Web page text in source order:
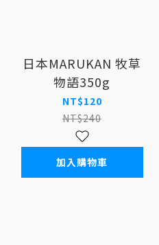
日本MARUKAN 牧草
物語350g
NT$120
NT$240
加入購物車